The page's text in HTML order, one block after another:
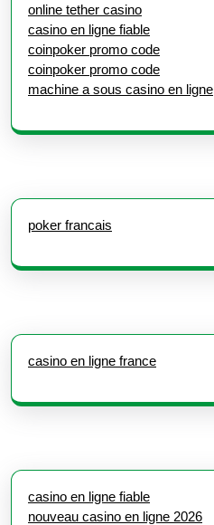
online tether casino
casino en ligne fiable
coinpoker promo code
coinpoker promo code
machine a sous casino en ligne
poker francais
casino en ligne france
casino en ligne fiable
nouveau casino en ligne 2026